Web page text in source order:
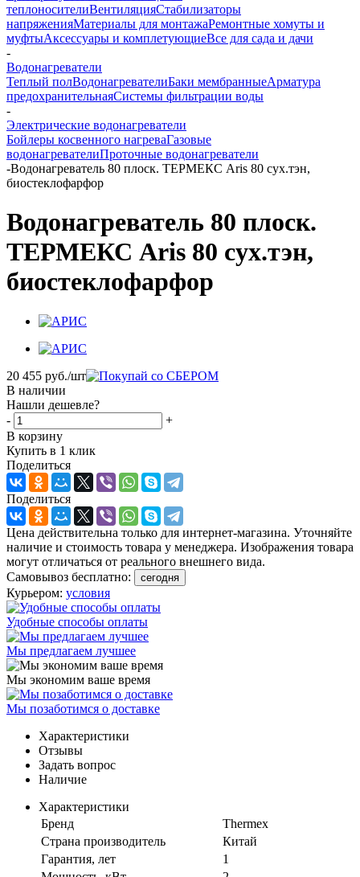
теплоносителиВентиляцияСтабилизаторы
напряженияМатериалы для монтажаРемонтные хомуты и
муфтыАксессуары и комплетующиеВсе для сада и дачи
-
Водонагреватели
Теплый полВодонагревателиБаки мембранныеАрматура
предохранительнаяСистемы фильтрации воды
-
Электрические водонагреватели
Бойлеры косвенного нагреваГазовые
водонагревателиПроточные водонагреватели
-Водонагреватель 80 плоск. ТЕРМЕКС Aris 80 сух.тэн,
биостеклофарфор
Водонагреватель 80 плоск.
ТЕРМЕКС Aris 80 сух.тэн,
биостеклофарфор
20 455 руб./шт
В наличии
Нашли дешевле?
-
+
В корзину
Купить в 1 клик
Поделиться
Поделиться
Цена действительна только для интернет-магазина. Уточняйте
наличие и стоимость товара у менеджера. Изображения товара
могут отличаться от реального внешнего вида.
Самовывоз бесплатно:
сегодня
Курьером: условия
Удобные способы оплаты
Мы предлагаем лучшее
Мы экономим ваше время
Мы позаботимся о доставке
Характеристики
Отзывы
Задать вопрос
Наличие
Характеристики
Бренд
Thermex
Страна производитель
Китай
Гарантия, лет
1